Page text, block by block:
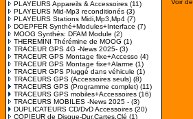
PLAYEURS Appareils & Accessoires (11)
PLAYEURS Mid-Mp3 reconditionés (3)
PLAYEURS Stations Midi,Mp3,Mp4 (7)
DOEPFER Synthé+Modules+Interface (7)
MOOG Synthés: DFAM Module (2)
THEREMINI Thérémine de MOOG (1)
TRACEUR GPS 4G -News 2025- (3)
TRACEUR GPS Montage fixe+Accesso (4)
TRACEUR GPS Montage fixe+Alarme (1)
TRACEUR GPS Pluggé dans véhicule (1)
TRACEURS GPS (Accessoires seuls) (8)
TRACEURS GPS (Programme complet) (11)
TRACEURS GPS mobiles+Accessoires (16)
TRACEURS MOBILES -News 2025 - (3)
DUPLICATEURS CD/DvD Accessoires (20)
COPIEUR de Disque-Dur,Cartes,Clé (1)
Voir de